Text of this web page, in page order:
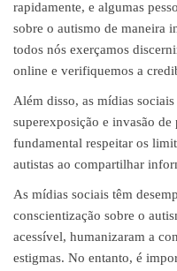
rapidamente, e algumas
sobre o autismo de maneira
todos nós exerçamos
online e verifiquemos a
Além disso, as mídias
superexposição e invasão de
fundamental respeitar os
autistas ao compartilhar
As mídias sociais têm
conscientização sobre o
acessível, humanizaram a
estigmas. No entanto, é